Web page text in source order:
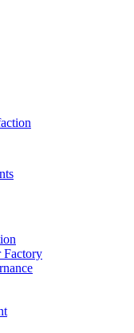
Factory